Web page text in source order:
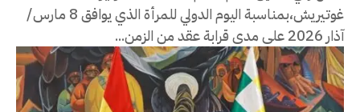
غوتيريش،بمناسبة اليوم الدولي للمرأة الذي يوافق 8 مارس/
آذار 2026 على مدى قرابة عقد من الزمن...